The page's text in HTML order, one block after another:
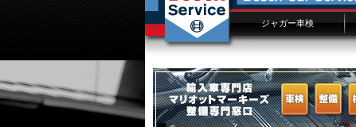
ジャガー車検
ジャガー車検概要
ジャガー車検費用
車検入庫予約